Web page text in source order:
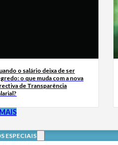
o salário deixa de ser
o que muda com a nova
de Transparência
ESPECIAIS